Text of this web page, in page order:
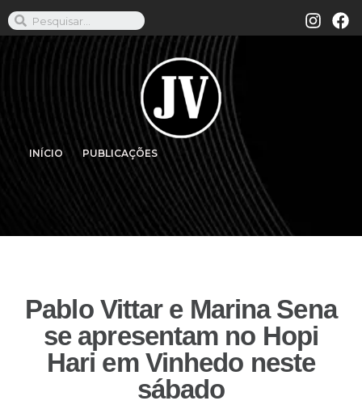
INÍCIO PUBLICAÇÕES
Pablo Vittar e Marina Sena
se apresentam no Hopi
Hari em Vinhedo neste
sábado